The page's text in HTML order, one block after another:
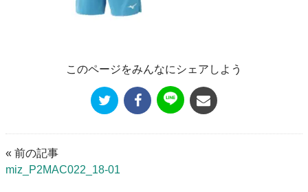
このページをみんなにシェアしよう
« 前の記事
miz_P2MAC022_18-01